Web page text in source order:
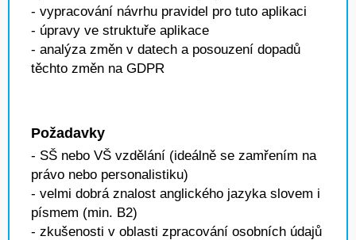
- vypracování návrhu pravidel pro tuto aplikaci
- úpravy ve struktuře aplikace
- analýza změn v datech a posouzení dopadů
těchto změn na GDPR
Požadavky
- SŠ nebo VŠ vzdělání (ideálně se zamřením na
právo nebo personalistiku)
- velmi dobrá znalost anglického jazyka slovem i
písmem (min. B2)
- zkušenosti v oblasti zpracování osobních údajů